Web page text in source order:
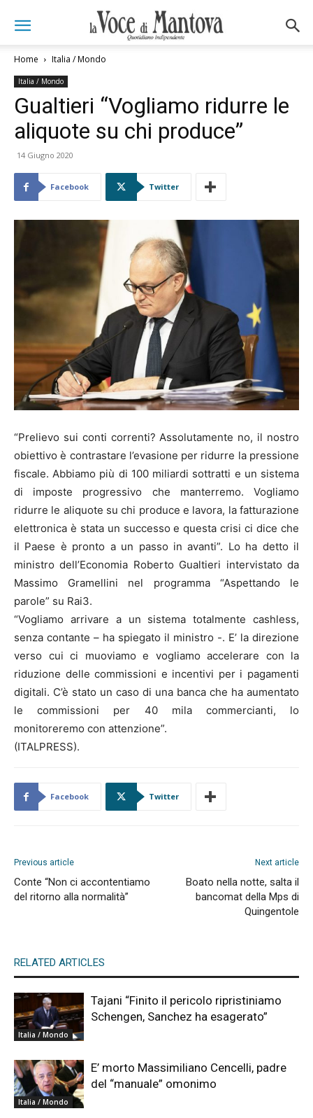
Home Italia / Mondo
Italia / Mondo
Gualtieri “Vogliamo ridurre le
aliquote su chi produce”
14 Giugno 2020
Facebook Twitter
“Prelievo sui conti correnti? Assolutamente no, il nostro
obiettivo è contrastare l’evasione per ridurre la pressione
fiscale. Abbiamo più di 100 miliardi sottratti e un sistema
di imposte progressivo che manterremo. Vogliamo
ridurre le aliquote su chi produce e lavora, la fatturazione
elettronica è stata un successo e questa crisi ci dice che
il Paese è pronto a un passo in avanti”. Lo ha detto il
ministro dell’Economia Roberto Gualtieri intervistato da
Massimo Gramellini nel programma “Aspettando le
parole” su Rai3.
“Vogliamo arrivare a un sistema totalmente cashless,
senza contante – ha spiegato il ministro -. E’ la direzione
verso cui ci muoviamo e vogliamo accelerare con la
riduzione delle commissioni e incentivi per i pagamenti
digitali. C’è stato un caso di una banca che ha aumentato
le commissioni per 40 mila commercianti, lo
monitoreremo con attenzione”.
(ITALPRESS).
Facebook Twitter
Previous article
Conte “Non ci accontentiamo
del ritorno alla normalità”
Next article
Boato nella notte, salta il
bancomat della Mps di
Quingentole
RELATED ARTICLES
Italia / Mondo
Tajani “Finito il pericolo ripristiniamo
Schengen, Sanchez ha esagerato”
Italia / Mondo
E’ morto Massimiliano Cencelli, padre
del “manuale” omonimo